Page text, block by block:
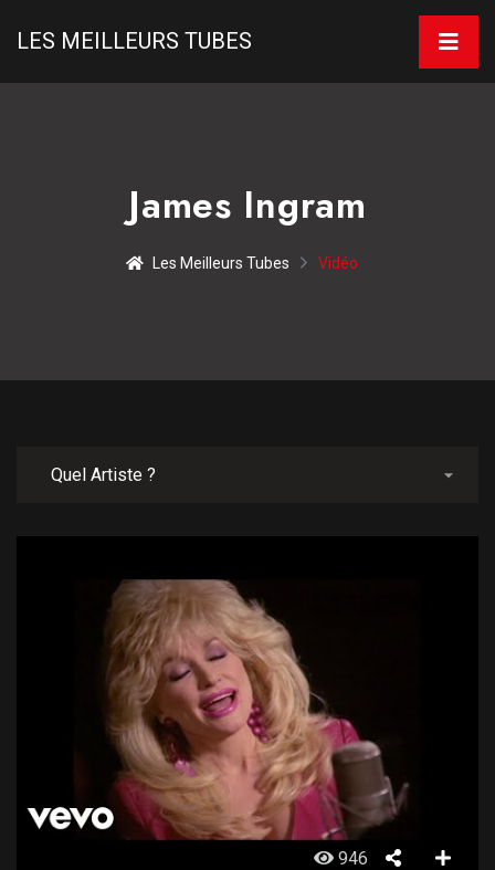
LES MEILLEURS TUBES
James Ingram
Les Meilleurs Tubes Vidéo
946